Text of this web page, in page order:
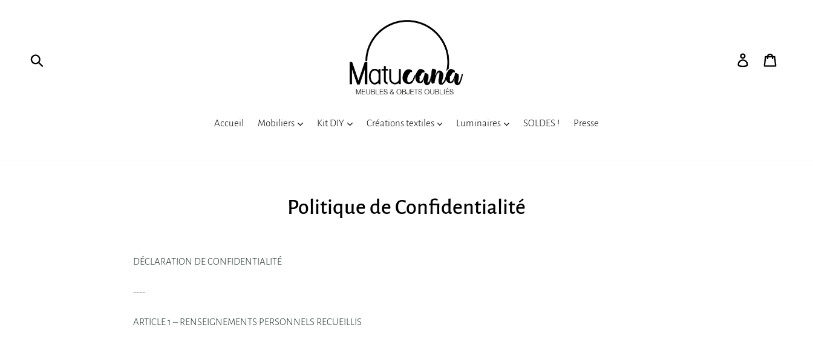
Se connecter
Accueil Mobiliers Kit DIY Créations textiles Luminaires SOLDES ! Presse
Politique de Confidentialité
DÉCLARATION DE CONFIDENTIALITÉ
----
ARTICLE 1 – RENSEIGNEMENTS PERSONNELS RECUEILLIS